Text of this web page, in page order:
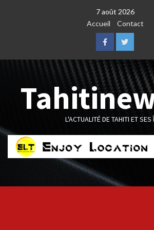
7 août 2026
Accueil
Contact
FacebookTwitter
L'ACTUALITÉ DE TAHITI ET SES